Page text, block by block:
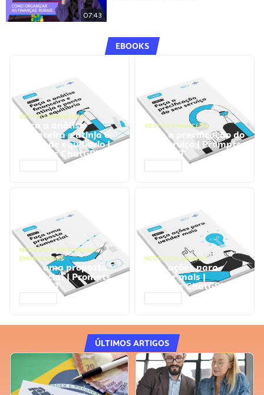
07:43
EBOOKS
GESTÃO FINANCEIRA
Faça a análise
financeira e atinja o
ponto de equilíbrio |
Prompts ChatGPT
GESTÃO FINANCEIRA
Faça a precificação do
seu serviço | Prompts
ChatGPT
NEGÓCIOS, PROCESSOS
EMPRESARIAIS
Faça uma proposta
comercial | Prompts
ChatGPT
NEGÓCIOS, VENDAS
Faça ações para
vender mais |
Prompts ChatGPT
ÚLTIMOS ARTIGOS